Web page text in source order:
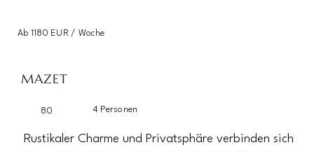
Ab 1180 EUR / Woche
MAZET
80 4 Personen
Rustikaler Charme und Privatsphäre verbinden sich